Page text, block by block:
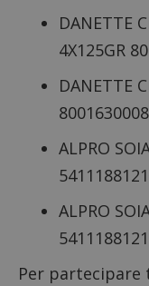
DANETTE
4X125GR
DANETTE
ALPRO
ALPRO
Per partecipare